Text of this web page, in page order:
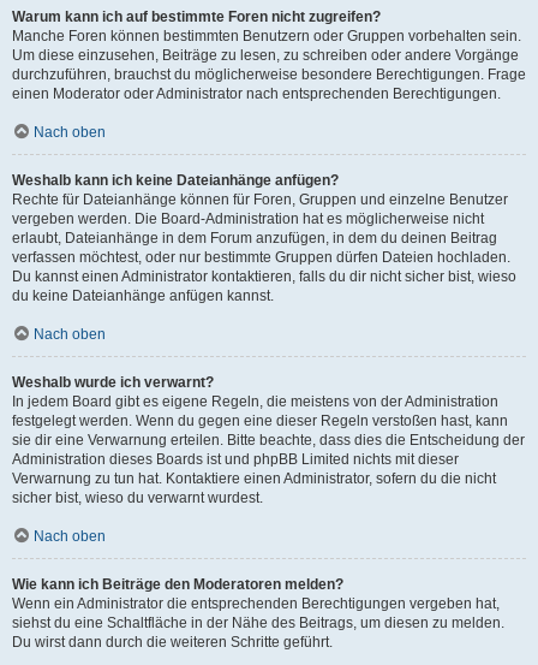
Warum kann ich auf bestimmte Foren nicht zugreifen?
Manche Foren können bestimmten Benutzern oder Gruppen vorbehalten sein.
Um diese einzusehen, Beiträge zu lesen, zu schreiben oder andere Vorgänge
durchzuführen, brauchst du möglicherweise besondere Berechtigungen. Frage
einen Moderator oder Administrator nach entsprechenden Berechtigungen.
Nach oben
Weshalb kann ich keine Dateianhänge anfügen?
Rechte für Dateianhänge können für Foren, Gruppen und einzelne Benutzer
vergeben werden. Die Board-Administration hat es möglicherweise nicht
erlaubt, Dateianhänge in dem Forum anzufügen, in dem du deinen Beitrag
verfassen möchtest, oder nur bestimmte Gruppen dürfen Dateien hochladen.
Du kannst einen Administrator kontaktieren, falls du dir nicht sicher bist, wieso
du keine Dateianhänge anfügen kannst.
Nach oben
Weshalb wurde ich verwarnt?
In jedem Board gibt es eigene Regeln, die meistens von der Administration
festgelegt werden. Wenn du gegen eine dieser Regeln verstoßen hast, kann
sie dir eine Verwarnung erteilen. Bitte beachte, dass dies die Entscheidung der
Administration dieses Boards ist und phpBB Limited nichts mit dieser
Verwarnung zu tun hat. Kontaktiere einen Administrator, sofern du die nicht
sicher bist, wieso du verwarnt wurdest.
Nach oben
Wie kann ich Beiträge den Moderatoren melden?
Wenn ein Administrator die entsprechenden Berechtigungen vergeben hat,
siehst du eine Schaltfläche in der Nähe des Beitrags, um diesen zu melden.
Du wirst dann durch die weiteren Schritte geführt.